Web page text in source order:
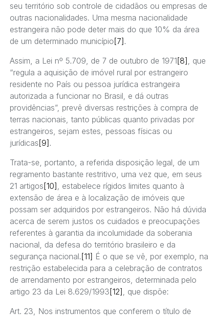
seu território sob controle de cidadãos ou empresas de
outras nacionalidades. Uma mesma nacionalidade
estrangeira não pode deter mais do que 10% da área
de um determinado município[7].
Assim, a Lei nº 5.709, de 7 de outubro de 1971[8] , que
“regula a aquisição de imóvel rural por estrangeiro
residente no País ou pessoa jurídica estrangeira
autorizada a funcionar no Brasil, e dá outras
providências”, prevê diversas restrições à compra de
terras nacionais, tanto públicas quanto privadas por
estrangeiros, sejam estes, pessoas físicas ou
jurídicas[9].
Trata-se, portanto, a referida disposição legal, de um
regramento bastante restritivo, uma vez que, em seus
21 artigos[10] , estabelece rígidos limites quanto à
extensão de área e à localização de imóveis que
possam ser adquiridos por estrangeiros. Não há dúvida
acerca de serem justos os cuidados e preocupações
referentes à garantia da incolumidade da soberania
nacional, da defesa do território brasileiro e da
segurança nacional.[11] É o que se vê, por exemplo, na
restrição estabelecida para a celebração de contratos
de arrendamento por estrangeiros, determinada pelo
artigo 23 da Lei 8.629/1993[12] , que dispõe:
Art. 23, Nos instrumentos que conferem o título de